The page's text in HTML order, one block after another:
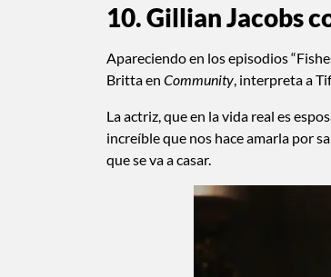
10. Gillian Jacobs
Apareciendo en los episodios
Britta en Community , interpreta a
La actriz, que en la vida real es
increíble que nos hace amarla por
que se va a casar.